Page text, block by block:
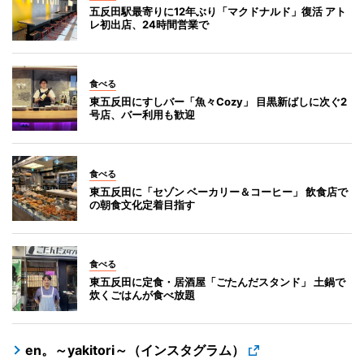
五反田駅最寄りに12年ぶり「マクドナルド」復活 アト
レ初出店、24時間営業で
食べる
東五反田にすしバー「魚々Cozy」 目黒新ばしに次ぐ2
号店、バー利用も歓迎
食べる
東五反田に「セゾン ベーカリー＆コーヒー」 飲食店で
の朝食文化定着目指す
食べる
東五反田に定食・居酒屋「ごたんだスタンド」 土鍋で
炊くごはんが食べ放題
en。～yakitori～（インスタグラム）